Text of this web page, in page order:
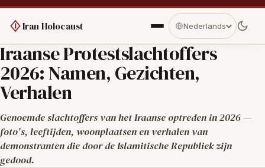
Iran Holocaust Nederlands
Iraanse Protestslachtoffers
2026: Namen, Gezichten,
Verhalen
Genoemde slachtoffers van het Iraanse optreden in 2026 —
foto's, leeftijden, woonplaatsen en verhalen van
demonstranten die door de Islamitische Republiek zijn
gedood.